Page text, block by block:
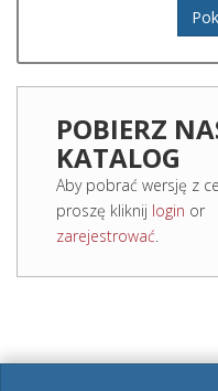
POBIERZ
KATALOG
Aby pobrać wersję z
proszę kliknij login or
zarejestrować.